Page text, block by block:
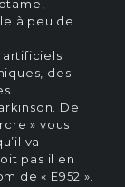
à peu de
artificiels
des
De
» vous
va
pas il en
de « E952 ».